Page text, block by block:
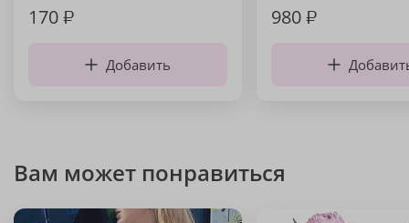
170₽
Добавить
980₽
Вам может понравиться